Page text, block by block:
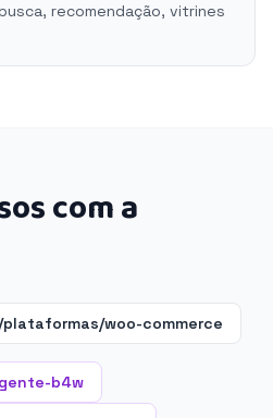
recomendação, vitrines
com a
/plataformas/woo-commerce
b4w